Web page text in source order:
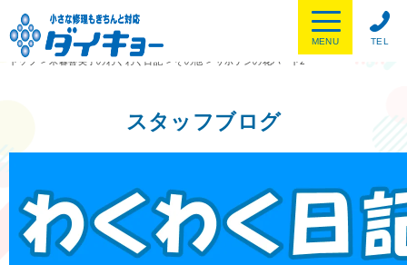
TEL
MENU
トップ
> 木暮喜美子のわくわく日記 > その他 > サボテンの花パート2
スタッフブログ